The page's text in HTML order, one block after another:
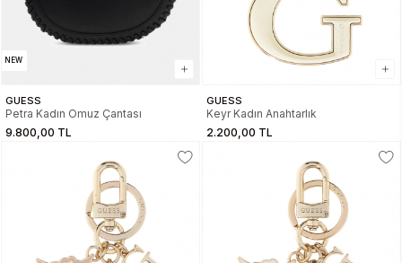
NEW
GUESS
Petra Kadın Omuz Çantası
9.800,00 TL
GUESS
Keyr Kadın Anahtarlık
2.200,00 TL